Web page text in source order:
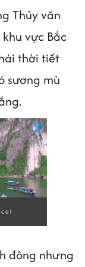
Thủy văn
vực Bắc
thời tiết
sương mù
đông nhưng